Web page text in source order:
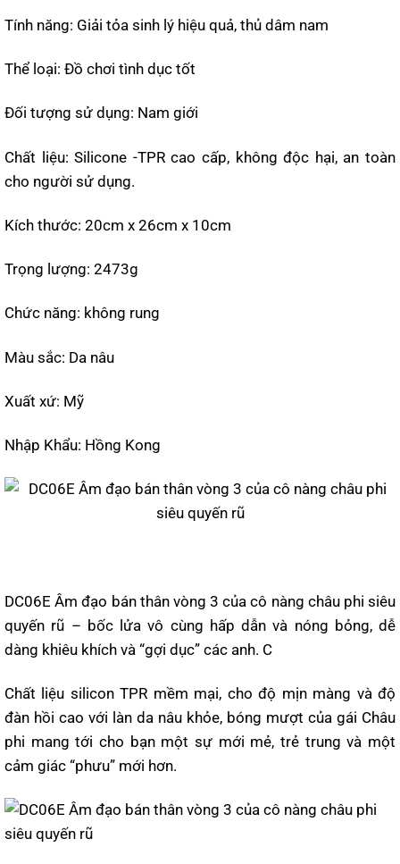
Tính năng: Giải tỏa sinh lý hiệu quả, thủ dâm nam
Thể loại: Đồ chơi tình dục tốt
Đối tượng sử dụng: Nam giới
Chất liệu: Silicone -TPR cao cấp, không độc hại, an toàn
cho người sử dụng.
Kích thước: 20cm x 26cm x 10cm
Trọng lượng: 2473g
Chức năng: không rung
Màu sắc: Da nâu
Xuất xứ: Mỹ
Nhập Khẩu: Hồng Kong
DC06E Âm đạo bán thân vòng 3 của cô nàng châu phi siêu
quyến rũ – bốc lửa vô cùng hấp dẫn và nóng bỏng, dễ
dàng khiêu khích và “gợi dục” các anh. C
Chất liệu silicon TPR mềm mại, cho độ mịn màng và độ
đàn hồi cao với làn da nâu khỏe, bóng mượt của gái Châu
phi mang tới cho bạn một sự mới mẻ, trẻ trung và một
cảm giác “phưu” mới hơn.